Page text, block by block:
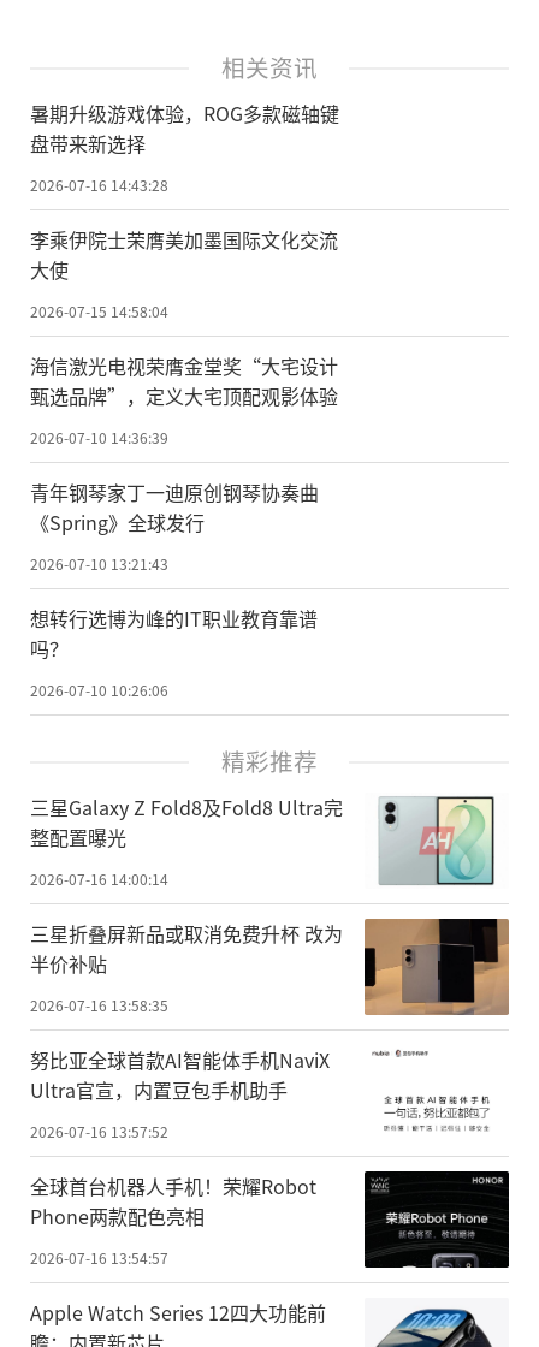
相关资讯
暑期升级游戏体验，ROG多款磁轴键
盘带来新选择
2026-07-16 14:43:28
李乘伊院士荣膺美加墨国际文化交流
大使
2026-07-15 14:58:04
海信激光电视荣膺金堂奖“大宅设计
甄选品牌”，定义大宅顶配观影体验
2026-07-10 14:36:39
青年钢琴家丁一迪原创钢琴协奏曲
《Spring》全球发行
2026-07-10 13:21:43
想转行选博为峰的IT职业教育靠谱
吗？
2026-07-10 10:26:06
精彩推荐
三星Galaxy Z Fold8及Fold8 Ultra完
整配置曝光
2026-07-16 14:00:14
三星折叠屏新品或取消免费升杯 改为
半价补贴
2026-07-16 13:58:35
努比亚全球首款AI智能体手机NaviX
Ultra官宣，内置豆包手机助手
2026-07-16 13:57:52
全球首台机器人手机！荣耀Robot
Phone两款配色亮相
2026-07-16 13:54:57
Apple Watch Series 12四大功能前